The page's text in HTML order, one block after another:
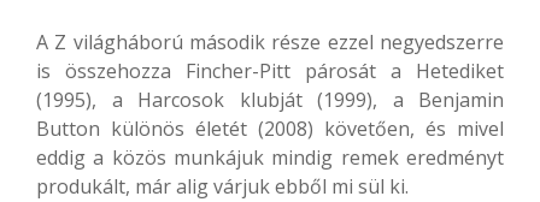
A Z világháború második része ezzel negyedszerre
is összehozza Fincher-Pitt párosát a Hetediket
(1995), a Harcosok klubját (1999), a Benjamin
Button különös életét (2008) követően, és mivel
eddig a közös munkájuk mindig remek eredményt
produkált, már alig várjuk ebből mi sül ki.